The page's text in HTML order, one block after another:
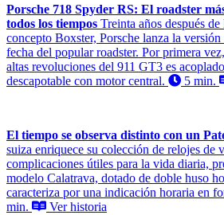
Porsche 718 Spyder RS: El roadster
todos los tiempos Treinta años después
concepto Boxster, Porsche lanza la versión
fecha del popular roadster. Por primera
altas revoluciones del 911 GT3 es
descapotable con motor central.
5 min.
El tiempo se observa distinto con un
suiza enriquece su colección de relojes de
complicaciones útiles para la vida diaria,
modelo Calatrava, dotado de doble huso
caracteriza por una indicación horaria en
min.
Ver historia